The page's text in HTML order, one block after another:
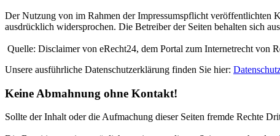
Der Nutzung von im Rahmen der Impressumspflicht veröffentlichten
ausdrücklich widersprochen. Die Betreiber der Seiten behalten sich
Quelle: Disclaimer von eRecht24, dem Portal zum Internetrecht von
Unsere ausführliche Datenschutzerklärung finden Sie hier:
Keine Abmahnung ohne Kontakt!
Sollte der Inhalt oder die Aufmachung dieser Seiten fremde Rechte